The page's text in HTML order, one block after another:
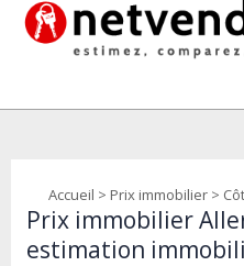
Accueil > Prix immobilier >
Prix immobilier
estimation